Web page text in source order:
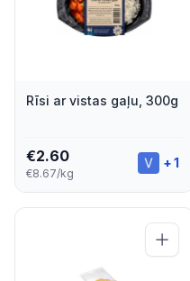
Rīsi ar vistas gaļu, 300g
€2.60
€8.67/kg
+1